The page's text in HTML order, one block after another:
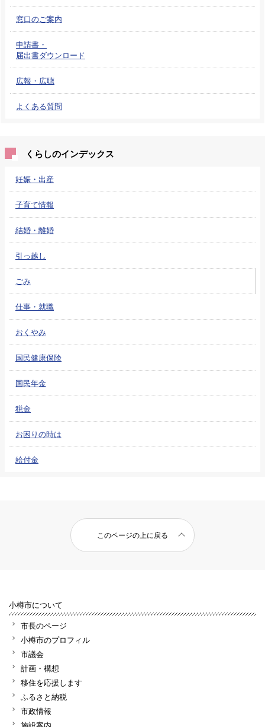
窓口のご案内
申請書・
届出書ダウンロード
広報・広聴
よくある質問
くらしのインデックス
妊娠・出産
子育て情報
結婚・離婚
引っ越し
ごみ
仕事・就職
おくやみ
国民健康保険
国民年金
税金
お困りの時は
給付金
このページの上に戻る
小樽市について
市長のページ
小樽市のプロフィル
市議会
計画・構想
移住を応援します
ふるさと納税
市政情報
施設案内